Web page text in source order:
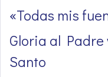
«Todas mis
Gloria al
Santo